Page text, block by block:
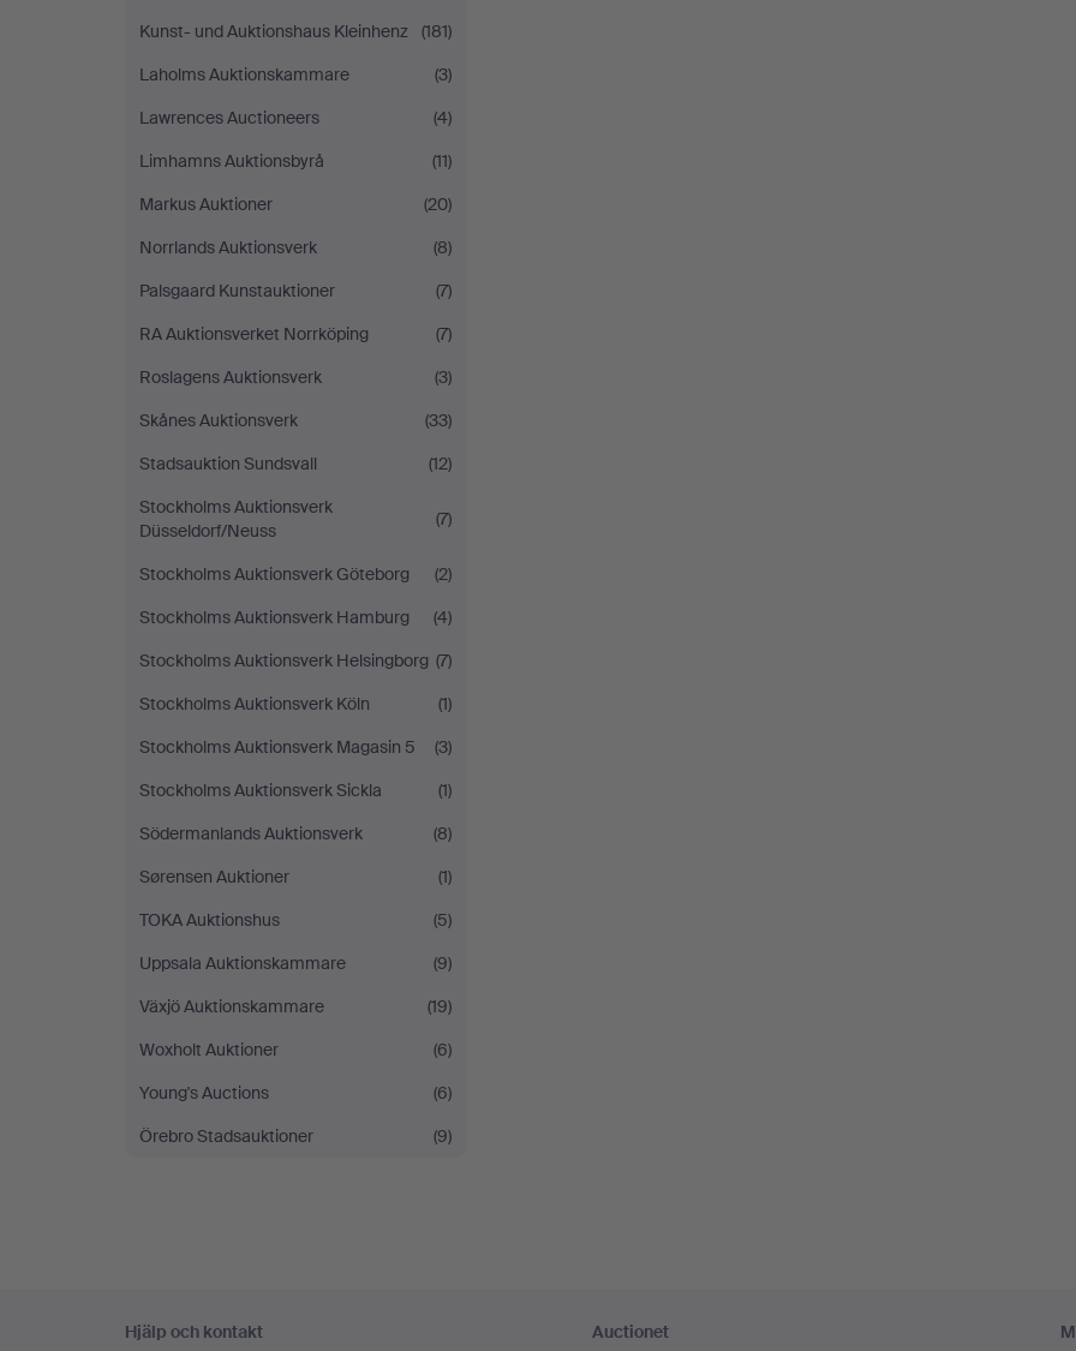
Kunst- und Auktionshaus Kleinhenz
(181)
Laholms Auktionskammare
(3)
Lawrences Auctioneers
(4)
Limhamns Auktionsbyrå
(11)
Markus Auktioner
(20)
Norrlands Auktionsverk
(8)
Palsgaard Kunstauktioner
(7)
RA Auktionsverket Norrköping
(7)
Roslagens Auktionsverk
(3)
Skånes Auktionsverk
(33)
Stadsauktion Sundsvall
(12)
Stockholms Auktionsverk
Düsseldorf/Neuss
(7)
Stockholms Auktionsverk Göteborg
(2)
Stockholms Auktionsverk Hamburg
(4)
Stockholms Auktionsverk Helsingborg (7)
Stockholms Auktionsverk Köln
(1)
Stockholms Auktionsverk Magasin 5
(3)
Stockholms Auktionsverk Sickla
(1)
Södermanlands Auktionsverk
(8)
Sørensen Auktioner
(1)
TOKA Auktionshus
(5)
Uppsala Auktionskammare
(9)
Växjö Auktionskammare
(19)
Woxholt Auktioner
(6)
Young's Auctions
(6)
Örebro Stadsauktioner
(9)
Hjälp och kontakt Auctionet